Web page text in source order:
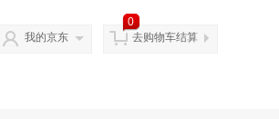
我的京东
0
去购物车结算